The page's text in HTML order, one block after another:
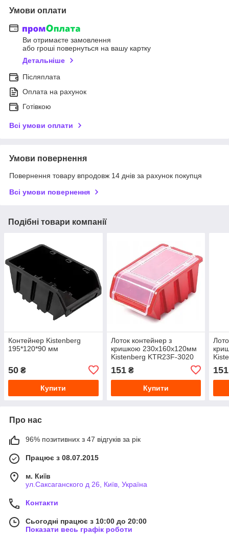
Умови оплати
Ви отримаєте замовлення
або гроші повернуться на вашу картку
Детальніше
Післяплата
Оплата на рахунок
Готівкою
Всі умови оплати
Умови повернення
Повернення товару впродовж 14 днів за рахунок покупця
Всі умови повернення
Подібні товари компанії
Контейнер Kistenberg
195*120*90 мм
50 ₴
Купити
Лоток контейнер з
кришкою 230x160x120мм
Kistenberg KTR23F-3020
151₴
Купити
151
Про нас
96% позитивних з 47 відгуків за рік
Працює з 08.07.2015
м. Київ
ул.Саксаганского д 26, Київ, Україна
Контакти
Сьогодні працює з 10:00 до 20:00
Показати весь графік роботи